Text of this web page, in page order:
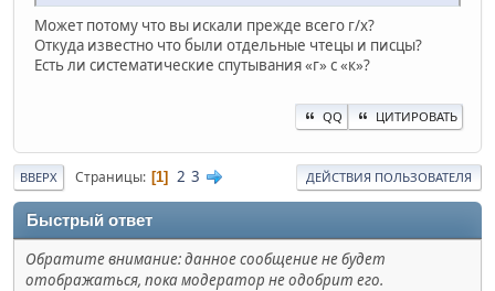
Может потому что вы искали прежде всего г/х?
Откуда известно что были отдельные чтецы и писцы?
Есть ли систематические спутывания «г» с «к»?
QQ ЦИТИРОВАТЬ
ВВЕРХ Страницы 1 2 3 ДЕЙСТВИЯ ПОЛЬЗОВАТЕЛЯ
Быстрый ответ
Обратите внимание: данное сообщение не будет
отображаться, пока модератор не одобрит его.